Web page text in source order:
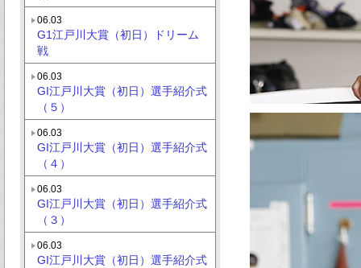
06.03
G1江戸川大賞（初日）ドリーム
戦
06.03
GI江戸川大賞（初日）選手紹介式
（５）
06.03
GI江戸川大賞（初日）選手紹介式
（４）
06.03
GI江戸川大賞（初日）選手紹介式
（３）
06.03
GI江戸川大賞（初日）選手紹介式